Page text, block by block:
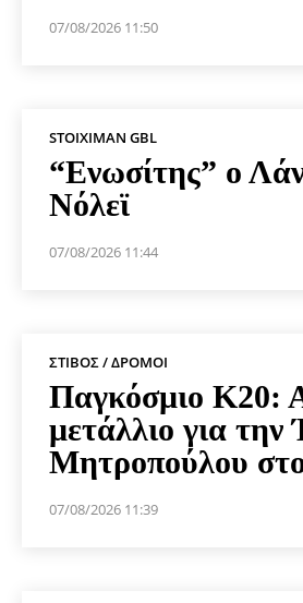
07/08/2026 11:50
STOIXIMAN GBL
“Ενωσίτης” ο
Νόλεϊ
07/08/2026 11:44
ΣΤΊΒΟΣ / ΔΡΌΜΟΙ
Παγκόσμιο Κ20:
μετάλλιο για την
Μητροπούλου
07/08/2026 11:39